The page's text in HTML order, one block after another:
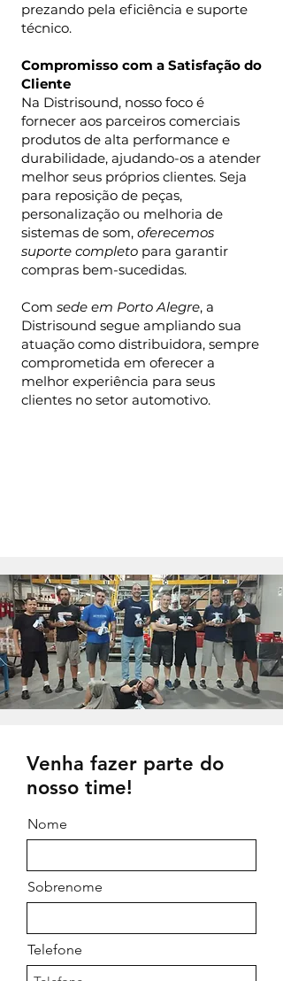
prezando pela eficiência e suporte
técnico.
Compromisso com a Satisfação do
Cliente
Na Distrisound, nosso foco é
fornecer aos parceiros comerciais
produtos de alta performance e
durabilidade, ajudando-os a atender
melhor seus próprios clientes. Seja
para reposição de peças,
personalização ou melhoria de
sistemas de som, oferecemos
suporte completo para garantir
compras bem-sucedidas.
Com sede em Porto Alegre, a
Distrisound segue ampliando sua
atuação como distribuidora, sempre
comprometida em oferecer a
melhor experiência para seus
clientes no setor automotivo.
Venha fazer parte do
nosso time!
Nome
Sobrenome
Telefone